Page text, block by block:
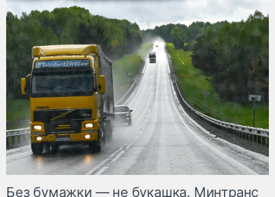
Без бумажки — не букашка. Минтранс